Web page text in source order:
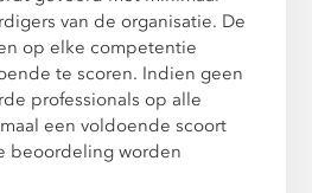
van de organisatie. De
op elke competentie
te scoren. Indien geen
professionals op alle
een voldoende scoort
beoordeling worden